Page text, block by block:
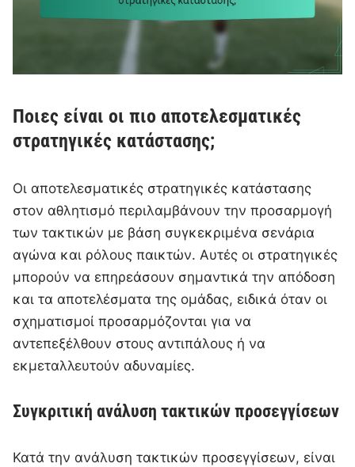
Ποιες είναι οι πιο αποτελεσματικές
στρατηγικές κατάστασης;
Οι αποτελεσματικές στρατηγικές κατάστασης
στον αθλητισμό περιλαμβάνουν την προσαρμογή
των τακτικών με βάση συγκεκριμένα σενάρια
αγώνα και ρόλους παικτών. Αυτές οι στρατηγικές
μπορούν να επηρεάσουν σημαντικά την απόδοση
και τα αποτελέσματα της ομάδας, ειδικά όταν οι
σχηματισμοί προσαρμόζονται για να
αντεπεξέλθουν στους αντιπάλους ή να
εκμεταλλευτούν αδυναμίες.
Συγκριτική ανάλυση τακτικών προσεγγίσεων
Κατά την ανάλυση τακτικών προσεγγίσεων, είναι